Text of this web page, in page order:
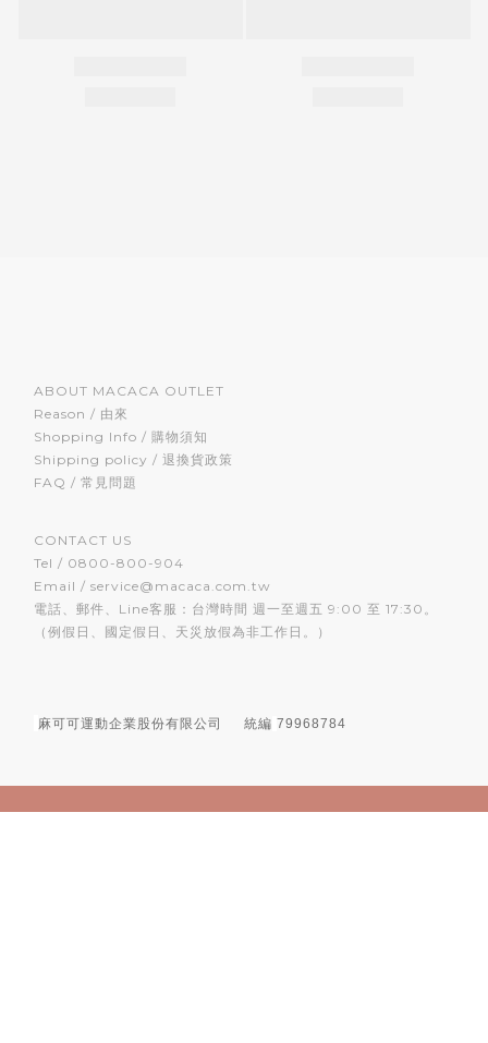
ABOUT MACACA OUTLET
Reason / 由來
Shopping Info / 購物須知
Shipping policy / 退換貨政策
FAQ / 常見問題
CONTACT US
Tel / 0800-800-904
Email / service@macaca.com.tw
電話、郵件、Line客服：台灣時間 週一至週五 9:00 至 17:30。
（例假日、國定假日、天災放假為非工作日。）
麻可可運動企業股份有限公司 統編 79968784